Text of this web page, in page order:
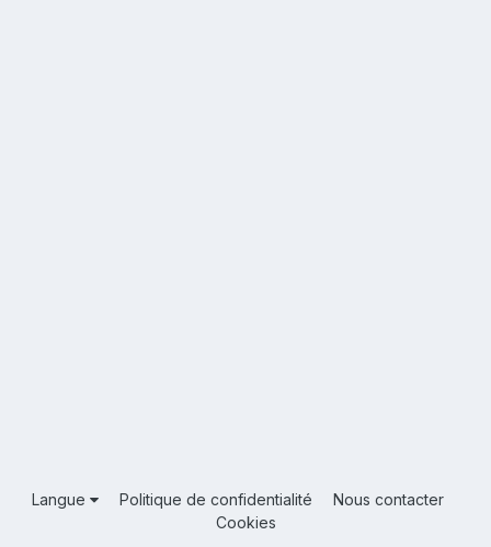
Langue Politique de confidentialité
Nous contacter
Cookies